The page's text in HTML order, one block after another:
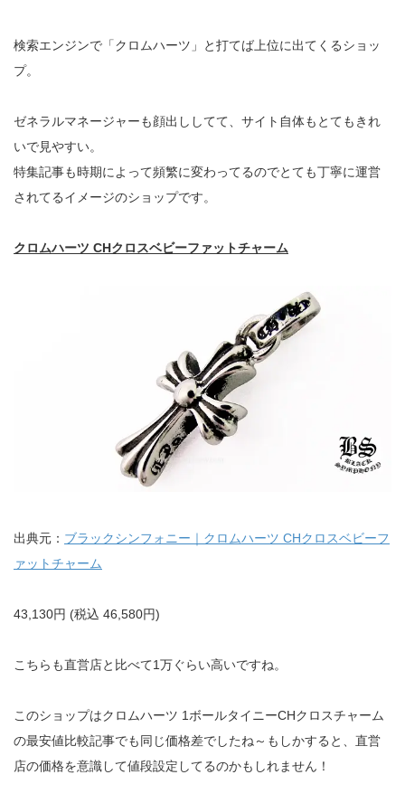
検索エンジンで「クロムハーツ」と打てば上位に出てくるショッ
プ。
ゼネラルマネージャーも顔出ししてて、サイト自体もとてもきれ
いで見やすい。
特集記事も時期によって頻繁に変わってるのでとても丁寧に運営
されてるイメージのショップです。
クロムハーツ CHクロスベビーファットチャーム
出典元： ブラックシンフォニー｜クロムハーツ CHクロスベビーフ
ァットチャーム
43,130円 (税込 46,580円)
こちらも直営店と比べて1万ぐらい高いですね。
このショップはクロムハーツ 1ボールタイニーCHクロスチャーム
の最安値比較記事でも同じ価格差でしたね～もしかすると、直営
店の価格を意識して値段設定してるのかもしれません！